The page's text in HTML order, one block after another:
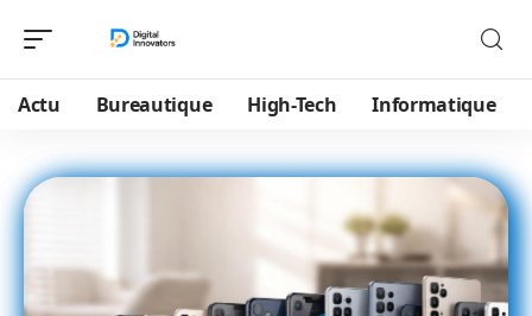
Actu Bureautique High-Tech Informatique